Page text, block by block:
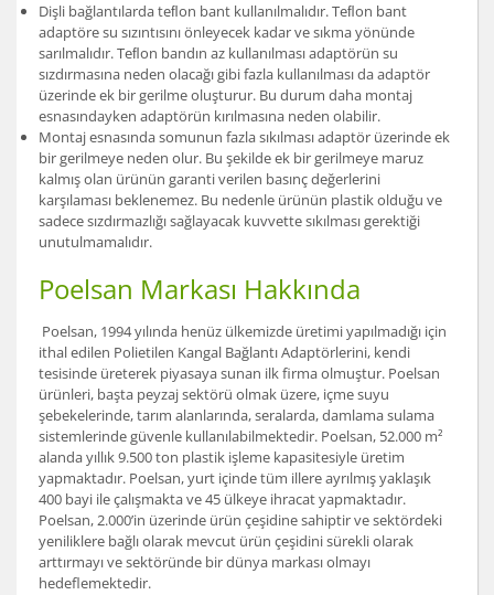
Dişli bağlantılarda teﬂon bant kullanılmalıdır. Teﬂon bant
adaptöre su sızıntısını önleyecek kadar ve sıkma yönünde
sarılmalıdır. Teﬂon bandın az kullanılması adaptörün su
sızdırmasına neden olacağı gibi fazla kullanılması da adaptör
üzerinde ek bir gerilme oluşturur. Bu durum daha montaj
esnasındayken adaptörün kırılmasına neden olabilir.
Montaj esnasında somunun fazla sıkılması adaptör üzerinde ek
bir gerilmeye neden olur. Bu şekilde ek bir gerilmeye maruz
kalmış olan ürünün garanti verilen basınç değerlerini
karşılaması beklenemez. Bu nedenle ürünün plastik olduğu ve
sadece sızdırmazlığı sağlayacak kuvvette sıkılması gerektiği
unutulmamalıdır.
Poelsan Markası Hakkında
Poelsan, 1994 yılında henüz ülkemizde üretimi yapılmadığı için
ithal edilen Polietilen Kangal Bağlantı Adaptörlerini, kendi
tesisinde üreterek piyasaya sunan ilk firma olmuştur. Poelsan
ürünleri, başta peyzaj sektörü olmak üzere, içme suyu
şebekelerinde, tarım alanlarında, seralarda, damlama sulama
sistemlerinde güvenle kullanılabilmektedir. Poelsan, 52.000 m²
alanda yıllık 9.500 ton plastik işleme kapasitesiyle üretim
yapmaktadır. Poelsan, yurt içinde tüm illere ayrılmış yaklaşık
400 bayi ile çalışmakta ve 45 ülkeye ihracat yapmaktadır.
Poelsan, 2.000’in üzerinde ürün çeşidine sahiptir ve sektördeki
yeniliklere bağlı olarak mevcut ürün çeşidini sürekli olarak
arttırmayı ve sektöründe bir dünya markası olmayı
hedeflemektedir.